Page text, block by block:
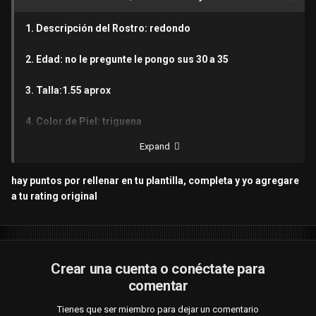
1. Descripción del Rostro: redondo
2. Edad: no le pregunte le pongo sus 30 a 35
3. Talla:1.55 aprox
4. Color de Piel: triguena
5. Contextura / Cintura / Barriga / Senos: medio delgada /
marrones
piernas grandes
7. Tatuajes o Señas Particulares: no vi nada
8. Apariencia / Vestimenta: vestia una lenceria negra
Expand
hay puntos por rellenar en tu plantilla, completa y yo agregare
a tu rating original
Crear una cuenta o conéctate para
comentar
Tienes que ser miembro para dejar un comentario